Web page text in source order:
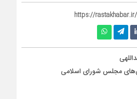
https://
مجلس شورای اسلامی